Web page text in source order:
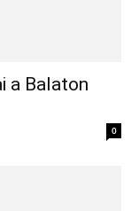
a Balaton
0